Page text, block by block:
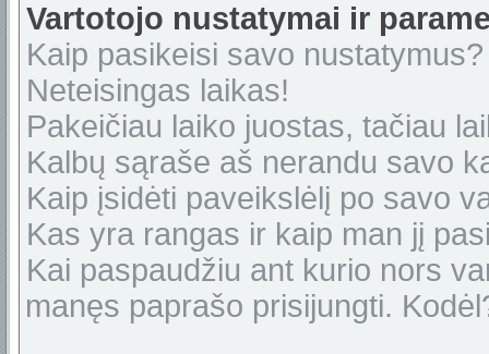
Vartotojo nustatymai ir
Kaip pasikeisi savo nustatymus?
Neteisingas laikas!
Pakeičiau laiko juostas, tačiau
Kalbų sąraše aš nerandu savo
Kaip įsidėti paveikslėlį po savo
Kas yra rangas ir kaip man jį
Kai paspaudžiu ant kurio nors
manęs paprašo prisijungti.